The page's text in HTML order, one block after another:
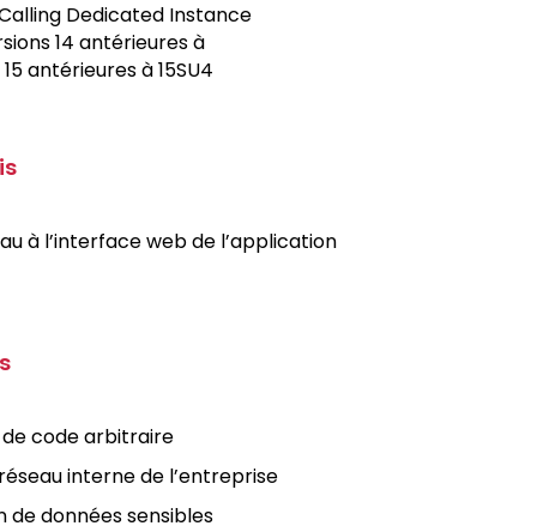
Dedicated Instance
14 antérieures à
antérieures à 15SU4
à l’interface web de l’application
de code arbitraire
interne de l’entreprise
de données sensibles